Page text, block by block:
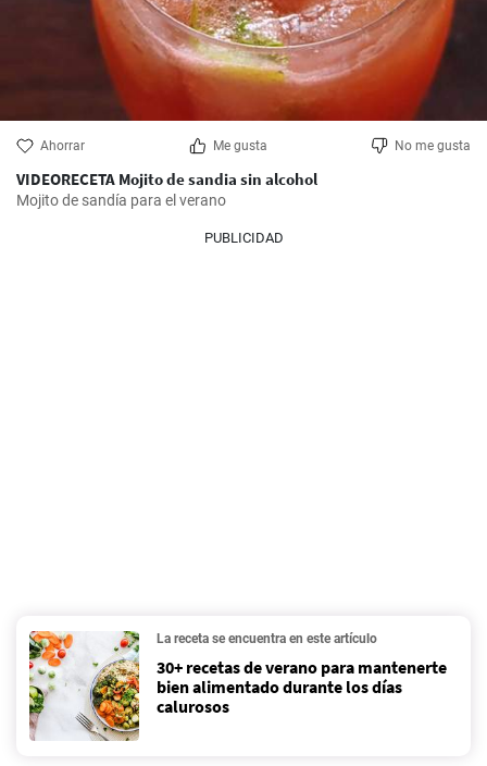
Ahorrar Me gusta No me gusta
VIDEORECETA Mojito de sandia sin alcohol
Mojito de sandía para el verano
PUBLICIDAD
La receta se encuentra en este artículo
30+ recetas de verano para mantenerte
bien alimentado durante los días
calurosos